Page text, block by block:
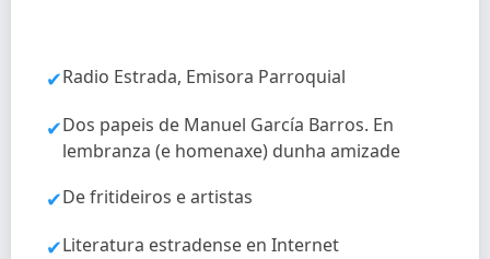
✔Radio Estrada, Emisora Parroquial
✔Dos papeis de Manuel García Barros. En
lembranza (e homenaxe) dunha amizade
✔De fritideiros e artistas
✔Literatura estradense en Internet